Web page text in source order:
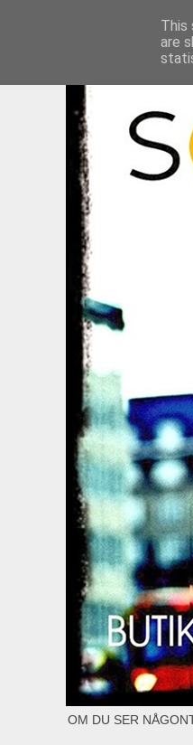
OM DU SER
This
are